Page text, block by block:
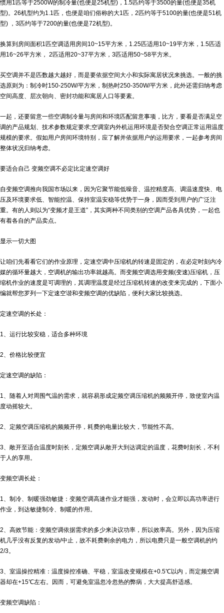
惯用1匹等于2500W的制冷量(也便是25机型)，1.5匹约等于3500的量(也便是35机
型)。26机型约为1.1匹，也便是咱们俗称的大1匹，2匹约等于5100的量(也便是51机
型) ，3匹约等于7200的量(也便是72机型)。
换算到房间面积1匹空调适用房间10~15平方米，1.25匹适用10~19平方米，1.5匹适
用16~26平方米， 2匹适用20~37平方米，3匹适用50~58平方米。
买空调并不是匹数越大越好，而是要依据空间大小和实际寓居状况来挑选。一般的挑
选原则为：制冷时150-250W/平方米，制热时250-350W/平方米，此外还需归纳考虑
空间高度、层次朝向、密封功能和寓居人口等要素。
一起，还要留意一些空调制冷量与房间和环境匹配留意事项，比方，要看是否满足空
调的产品规划、技术参数规定要求;空调室内外机运用环境是否契合空调正常运用温度
规模的要求。假如用户房间环境特别，应了解并依据用户的运用要求，一起参考房间
整体状况归纳考虑。
要适合自己 变频空调不必定比定速空调好
自变频空调推向我国市场以来，因为它聚节能低噪音、温控精度高、调温速度快、电
压及环境要求低、智能控温、保持室温安稳等优势于一身，因而受到用户的广泛注
重。有的人则以为“变频才是王道”，其实两种不同类别的空调产品各具优势，一起也
有着各自的产品卖点。
显示一切大图
让咱们先看看它们的作业原理，定速空调中压缩机的转速是固定的，在必定时刻内冷
媒的循环量越大，空调机的输出功率就越高。而变频空调选用变频(变速)压缩机，压
缩机作业的速度是可调理的，其调理温度是经过压缩机转速的改变来完成的，下面小
编就帮您罗列一下定速空谐和变频空调的优缺陷，便利大家比较挑选。
定速空调的长处：
1、运行比较安稳，适合多种环境
2、价格比较便宜
定速空调的缺陷：
1、随着人对周围气温的需求，就容易形成定频空调压缩机的频频开停，致使室内温
度动摇较大。
2、定频空调压缩机的频频开停，耗费的电量比较大，节能性不高。
3、敞开至适合温度时刻长，定频空调从敞开大到达调定的温度，花费时刻长，不利
于人的享用。
变频空调长处：
1、制冷、制暖强劲敏捷：变频空调高速作业才能强，发动时，会立即以高功率进行
作业，到达敏捷制冷、制暖的作用。
2、高效节能：变频空调依据需求的多少来决议功率，所以效率高。另外，因为压缩
机几乎没有反复的发动/中止，故不耗费剩余的电力，所以电费只是一般空调机的约
2/3。
3、室温操控精准：温度操控准确、平稳，室温改变规模在+0.5℃以内，而定频空调
器却在+15℃左右。因而，可避免室温忽冷忽热的弊病，大大提高舒适感。
变频空调缺陷：